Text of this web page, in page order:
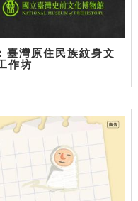
臺灣原住民族紋身文
作坊